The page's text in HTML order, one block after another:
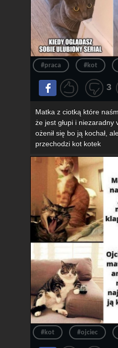
#praca #kot
3
Matka z ciotką które
że jest głupi i niezaradny
ożenił się bo ją kochał,
przechodzi kot kotek
#kot #ojciec